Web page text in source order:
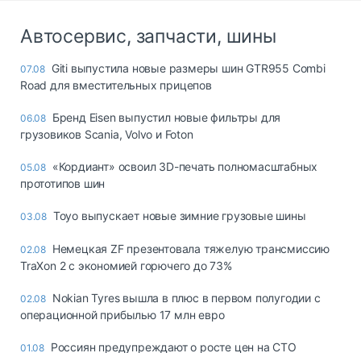
Автосервис, запчасти, шины
07.08 Giti выпустила новые размеры шин GTR955 Combi
Road для вместительных прицепов
06.08 Бренд Eisen выпустил новые фильтры для
грузовиков Scania, Volvo и Foton
05.08 «Кордиант» освоил 3D-печать полномасштабных
прототипов шин
03.08 Toyo выпускает новые зимние грузовые шины
02.08 Немецкая ZF презентовала тяжелую трансмиссию
TraXon 2 с экономией горючего до 73%
02.08 Nokian Tyres вышла в плюс в первом полугодии с
операционной прибылью 17 млн евро
01.08 Россиян предупреждают о росте цен на СТО